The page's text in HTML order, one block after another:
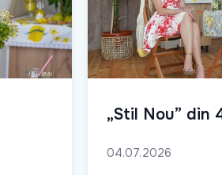
„Stil Nou” din
04.07.2026